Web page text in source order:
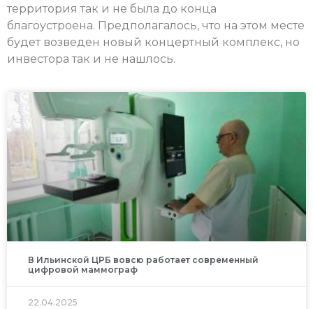
территория так и не была до конца
благоустроена. Предполагалось, что на этом месте
будет возведен новый концертный комплекс, но
инвестора так и не нашлось.
В Ильинской ЦРБ вовсю работает современный
цифровой маммограф
22.04.2025